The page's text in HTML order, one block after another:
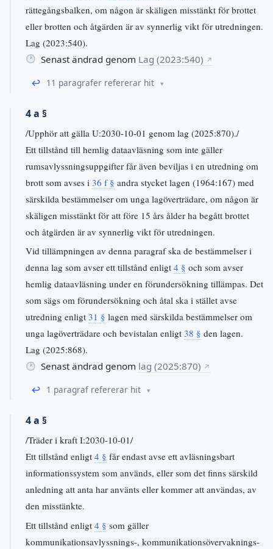
rättegångsbalken, om någon är skäligen misstänkt för brottet
eller brotten och åtgärden är av synnerlig vikt för utredningen.
Lag (2023:540).
Senast ändrad genom Lag (2023:540) ↗
↩ 11 paragrafer refererar hit
4 a §
/Upphör att gälla U:2030-10-01 genom lag (2025:870)./
Ett tillstånd till hemlig dataavläsning som inte gäller
rumsavlyssningsuppgifter får även beviljas i en utredning om
brott som avses i 36 f § andra stycket lagen (1964:167) med
särskilda bestämmelser om unga lagöverträdare, om någon är
skäligen misstänkt för att före 15 års ålder ha begått brottet
och åtgärden är av synnerlig vikt för utredningen.
Vid tillämpningen av denna paragraf ska de bestämmelser i
denna lag som avser ett tillstånd enligt 4 § och som avser
hemlig dataavläsning under en förundersökning tillämpas. Det
som sägs om förundersökning och åtal ska i stället avse
utredning enligt 31 § lagen med särskilda bestämmelser om
unga lagöverträdare och bevistalan enligt 38 § den lagen.
Lag (2025:868).
Senast ändrad genom lag (2025:870) ↗
↩ 1 paragraf refererar hit
4 a §
/Träder i kraft I:2030-10-01/
Ett tillstånd enligt 4 § får endast avse ett avläsningsbart
informationssystem som används, eller som det finns särskild
anledning att anta har använts eller kommer att användas, av
den misstänkte.
Ett tillstånd enligt 4 § som gäller
kommunikationsavlyssnings-, kommunikationsövervaknings-